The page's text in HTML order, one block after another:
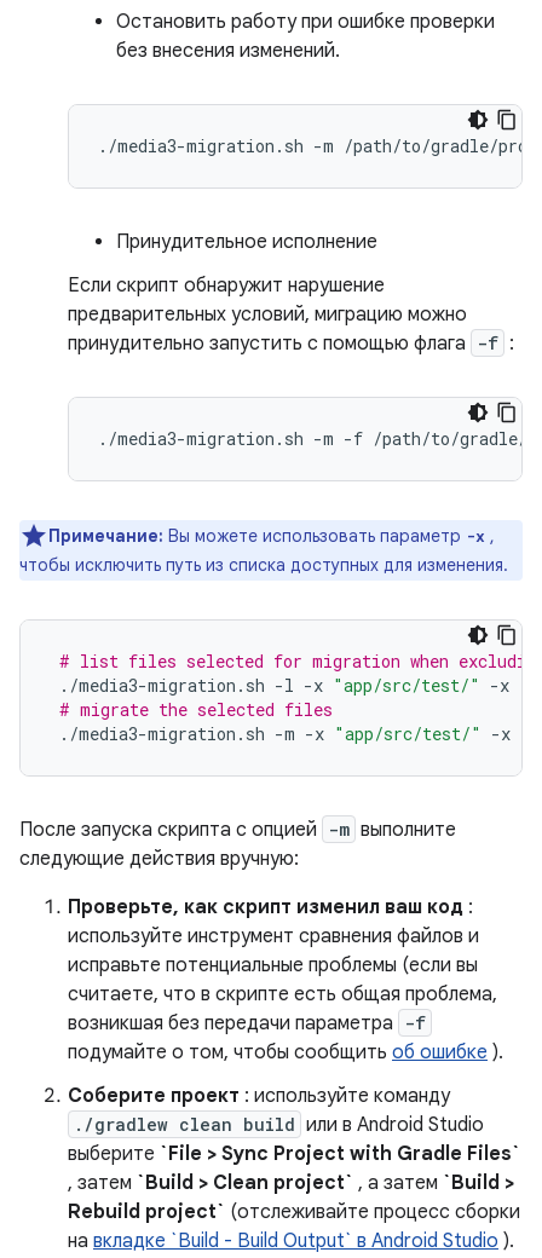
Остановить работу при ошибке проверки
без внесения изменений.
./media3-migration.sh -m
Принудительное исполнение
Если скрипт обнаружит нарушение
предварительных условий, миграцию можно
принудительно запустить с помощью флага
-f :
./media3-migration.sh -m -f
Примечание: Вы можете использовать параметр -x ,
чтобы исключить путь из списка доступных для изменения.
# list files selected for migration when
./media3-migration.sh -l -x "app/src/test/" -x
# migrate the selected files
./media3-migration.sh -m -x "app/src/test/" -x
После запуска скрипта с опцией -m выполните
следующие действия вручную:
Проверьте, как скрипт изменил ваш код :
используйте инструмент сравнения файлов и
исправьте потенциальные проблемы (если вы
считаете, что в скрипте есть общая проблема,
возникшая без передачи параметра
-f
подумайте о том, чтобы сообщить об ошибке ).
Соберите проект : используйте команду
./gradlew clean build или в Android Studio
выберите `File > Sync Project with Gradle Files`
, затем `Build > Clean project` , а затем `Build >
Rebuild project` (отслеживайте процесс сборки
на вкладке `Build - Build Output` в Android Studio ).